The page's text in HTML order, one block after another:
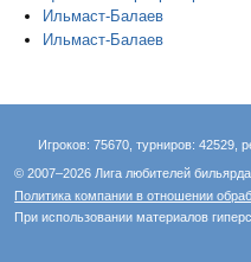
Ильмаст-Балаев
Ильмаст-Балаев
Игроков: 75670, турниров: 42529,
© 2007–2026 Лига любителей
Политика компании в отношении
При использовании материалов